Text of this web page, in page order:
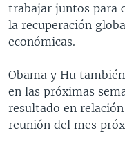
trabajar juntos para
la recuperación
económicas.
Obama y Hu
en las próximas
resultado en
reunión del mes